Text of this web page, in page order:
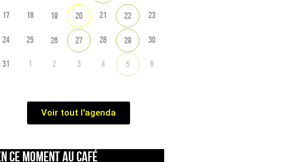
17 18 19 20 21 22 23
24 25 26 27 28 29 30
31 1 2 3 4 5 6
Voir tout l'agenda
ce moment au café